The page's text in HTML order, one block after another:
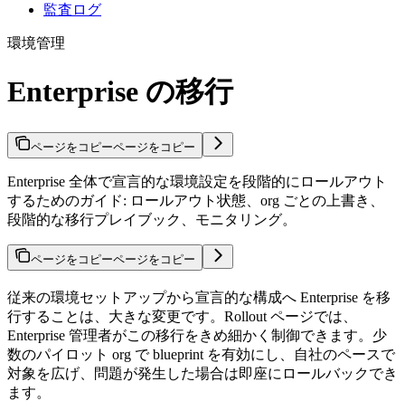
監査ログ
環境管理
Enterprise の移行
ページをコピーページをコピー
Enterprise 全体で宣言的な環境設定を段階的にロールアウト
するためのガイド: ロールアウト状態、org ごとの上書き、
段階的な移行プレイブック、モニタリング。
ページをコピーページをコピー
従来の環境セットアップから宣言的な構成へ Enterprise を移
行することは、大きな変更です。Rollout ページでは、
Enterprise 管理者がこの移行をきめ細かく制御できます。少
数のパイロット org で blueprint を有効にし、自社のペースで
対象を広げ、問題が発生した場合は即座にロールバックでき
ます。